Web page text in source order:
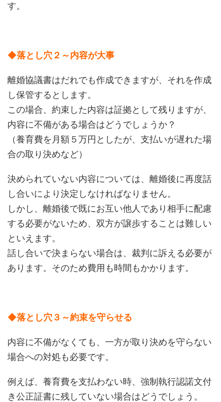
す。
◆落とし穴２～内容が大事
離婚協議書はだれでも作成できますが、それを作成
し保管するとします。
この場合、約束した内容は証拠として残りますが、
内容に不備がある場合はどうでしょうか？
（養育費を月額５万円としたが、支払いが遅れた場
合の取り決めなど）
決められていない内容については、離婚後に再度話
し合いにより決定しなければなりません。
しかし、離婚後で既にお互い他人であり相手に配慮
する必要がないため、双方が譲歩することは難しい
といえます。
話し合いで決まらない場合は、裁判に訴える必要が
あります。そのため費用も時間もかかります。
◆落とし穴３～約束を守らせる
内容に不備がなくても、一方が取り決めを守らない
場合への対処も必要です。
例えば、養育費を支払わない時、強制執行認諾文付
き公正証書に残していない場合はどうでしょう。